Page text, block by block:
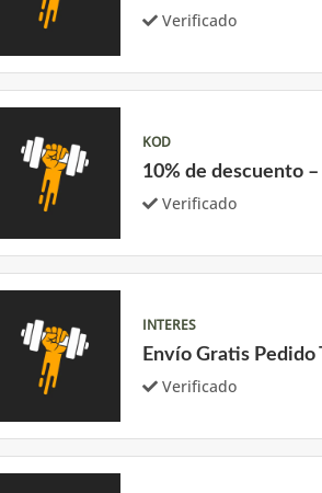
Verificado
KOD
10% de descuento
Verificado
INTERES
Envío Gratis Pedido
Verificado